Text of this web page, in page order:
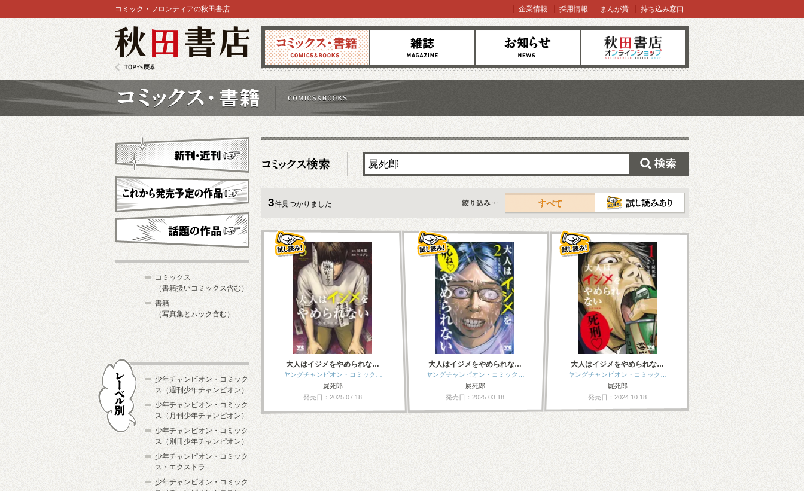
コミックス 雑誌 お知らせ オンラインショップ
コミック・フロンティアの秋田書店 企業情報 採用情報 まんが賞 持ち込み窓口
3件見つかりました
すべて
大人はイジメをやめられな…
ヤングチャンピオン・コミック…
屍死郎
発売日：2025.07.18
大人はイジメをやめられな…
ヤングチャンピオン・コミック…
屍死郎
発売日：2025.03.18
大人はイジメをやめられな…
ヤングチャンピオン・コミック…
屍死郎
発売日：2024.10.18
新刊・近刊
これから発売予定
コミックス
（書籍扱いコミックス含む）
書籍
（写真集とムック含む）
少年チャンピオン・コミック
ス（週刊少年チャンピオン）
少年チャンピオン・コミック
ス（月刊少年チャンピオン）
少年チャンピオン・コミック
ス（別冊少年チャンピオン）
少年チャンピオン・コミック
ス・エクストラ
少年チャンピオン・コミック